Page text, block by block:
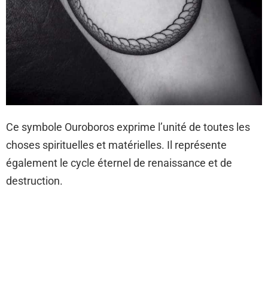
Ce symbole Ouroboros exprime l’unité de toutes les
choses spirituelles et matérielles. Il représente
également le cycle éternel de renaissance et de
destruction.